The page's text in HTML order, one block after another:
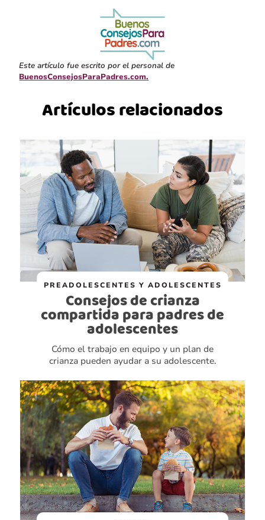
Este artículo fue escrito por el personal de
BuenosConsejosParaPadres.com.
Artículos relacionados
PREADOLESCENTES Y ADOLESCENTES
Consejos de crianza
compartida para padres de
adolescentes
Cómo el trabajo en equipo y un plan de
crianza pueden ayudar a su adolescente.